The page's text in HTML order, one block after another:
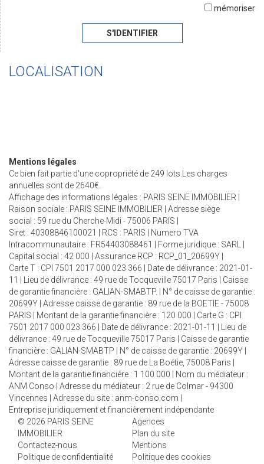
mémoriser
S'IDENTIFIER
LOCALISATION
Mentions légales
Ce bien fait partie d'une copropriété de 249 lots.Les charges
annuelles sont de 2640€.
Affichage des informations légales : PARIS SEINE IMMOBILIER |
Raison sociale : PARIS SEINE IMMOBILIER | Adresse siège
social : 59 rue du Cherche-Midi - 75006 PARIS |
Siret : 40308846100021 | RCS : PARIS | Numero TVA
Intracommunautaire : FR54403088461 | Forme juridique : SARL |
Capital social : 42 000 | Assurance RCP : RCP_01_20699Y |
Carte T : CPI 7501 2017 000 023 366 | Date de délivrance : 2021-01-
11 | Lieu de délivrance : 49 rue de Tocqueville 75017 Paris | Caisse
de garantie financière : GALIAN-SMABTP. | N° de caisse de garantie :
20699Y | Adresse caisse de garantie : 89 rue de la BOETIE - 75008
PARIS | Montant de la garantie financière : 120 000 | Carte G : CPI
7501 2017 000 023 366 | Date de délivrance : 2021-01-11 | Lieu de
délivrance : 49 rue de Tocqueville 75017 Paris | Caisse de garantie
financière : GALIAN-SMABTP | N° de caisse de garantie : 20699Y |
Adresse caisse de garantie : 89 rue de La Boétie, 75008 Paris |
Montant de la garantie financière : 1 100 000 | Nom du médiateur :
ANM Conso | Adresse du médiateur : 2 rue de Colmar - 94300
Vincennes | Adresse du site : anm-conso.com
Entreprise juridiquement et financièrement indépendante
© 2026 PARIS SEINE
IMMOBILIER
Agences
Plan du site
Contactez-nous
Mentions
Politique de confidentialité
Politique des cookies